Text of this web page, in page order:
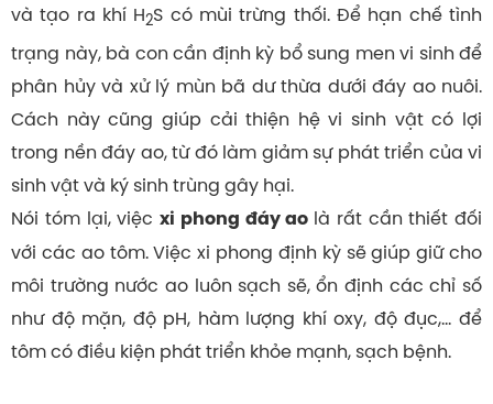
và tạo ra khí H2S có mùi trừng thối. Để hạn chế tình
trạng này, bà con cần định kỳ bổ sung men vi sinh để
phân hủy và xử lý mùn bã dư thừa dưới đáy ao nuôi.
Cách này cũng giúp cải thiện hệ vi sinh vật có lợi
trong nền đáy ao, từ đó làm giảm sự phát triển của vi
sinh vật và ký sinh trùng gây hại.
Nói tóm lại, việc xi phong đáy ao là rất cần thiết đối
với các ao tôm. Việc xi phong định kỳ sẽ giúp giữ cho
môi trường nước ao luôn sạch sẽ, ổn định các chỉ số
như độ mặn, độ pH, hàm lượng khí oxy, độ đục,… để
tôm có điều kiện phát triển khỏe mạnh, sạch bệnh.